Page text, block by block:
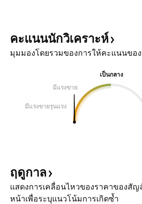
คะแนนนักวิเคราะห์
มุมมองโดยรวมของการให้คะแนนขอ
เป็นกลาง
มีแรงขาย
มีแรงขายรุนแรง
ฤดูกาล
แสดงการเคลื่อนไหวของราคาของสั
หน้าเพื่อระบุแนวโน้มการเกิดซ้ำ